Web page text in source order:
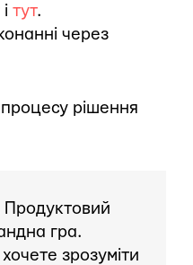
і тут.
через
рішення
Продуктовий
гра.
зрозуміти